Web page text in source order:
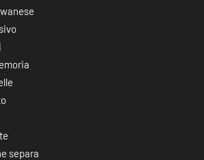
separa